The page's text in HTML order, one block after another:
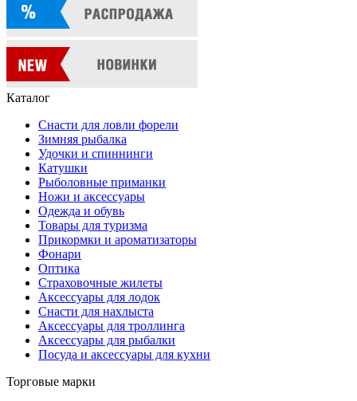
Каталог
Снасти для ловли форели
Зимняя рыбалка
Удочки и спиннинги
Катушки
Рыболовные приманки
Ножи и аксессуары
Одежда и обувь
Товары для туризма
Прикормки и ароматизаторы
Фонари
Оптика
Страховочные жилеты
Аксессуары для лодок
Снасти для нахлыста
Аксессуары для троллинга
Аксессуары для рыбалки
Посуда и аксессуары для кухни
Торговые марки